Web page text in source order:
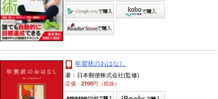
年賀状のおはなし
著：日本郵便株式会社(監修)
定価2700円（税抜）